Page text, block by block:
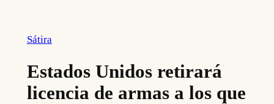
Sátira
Estados Unidos retirará
licencia de armas a los que